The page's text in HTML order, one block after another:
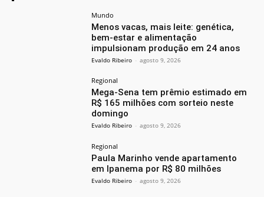
Mundo
Menos vacas, mais leite: genética,
bem-estar e alimentação
impulsionam produção em 24 anos
Evaldo Ribeiro - agosto 9, 2026
Regional
Mega-Sena tem prêmio estimado em
R$ 165 milhões com sorteio neste
domingo
Evaldo Ribeiro - agosto 9, 2026
Regional
Paula Marinho vende apartamento
em Ipanema por R$ 80 milhões
Evaldo Ribeiro - agosto 9, 2026